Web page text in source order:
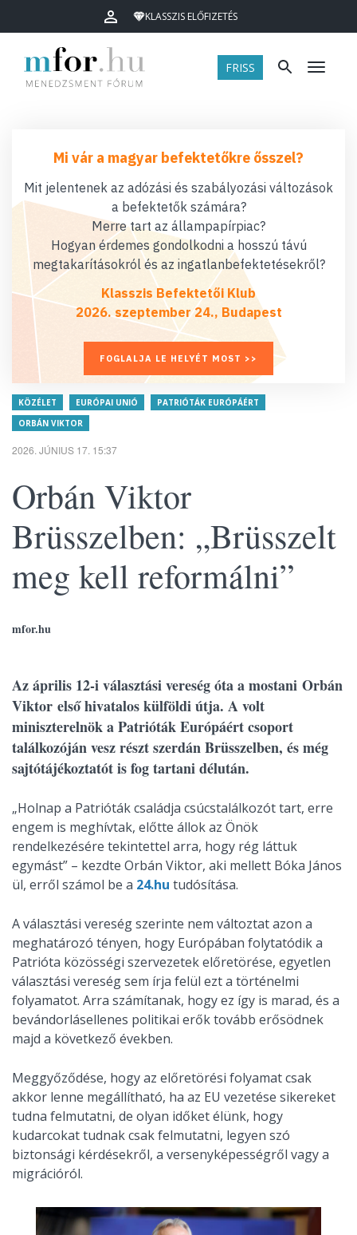
KLASSZIS ELŐFIZETÉS
FRISS Menü
Mi vár a magyar befektetőkre ősszel?
Mit jelentenek az adózási és szabályozási változások
a befektetők számára?
Merre tart az állampapírpiac?
Hogyan érdemes gondolkodni a hosszú távú
megtakarításokról és az ingatlanbefektetésekről?
Klasszis Befektetői Klub
2026. szeptember 24., Budapest
FOGLALJA LE HELYÉT MOST >>
KÖZÉLET EURÓPAI UNIÓ
PATRIÓTÁK EURÓPÁÉRT
ORBÁN VIKTOR
2026. JÚNIUS 17. 15:37
Orbán Viktor
Brüsszelben: „Brüsszelt
meg kell reformálni”
mfor.hu
Az április 12-i választási vereség óta a mostani Orbán
Viktor első hivatalos külföldi útja. A volt
miniszterelnök a Patrióták Európáért csoport
találkozóján vesz részt szerdán Brüsszelben, és még
sajtótájékoztatót is fog tartani délután.
„Holnap a Patrióták családja csúcstalálkozót tart, erre
engem is meghívtak, előtte állok az Önök
rendelkezésére tekintettel arra, hogy rég láttuk
egymást” – kezdte Orbán Viktor, aki mellett Bóka János
ül, erről számol be a 24.hu tudósítása.
A választási vereség szerinte nem változtat azon a
meghatározó tényen, hogy Európában folytatódik a
Patrióta közösségi szervezetek előretörése, egyetlen
választási vereség sem írja felül ezt a történelmi
folyamatot. Arra számítanak, hogy ez így is marad, és a
bevándorlásellenes politikai erők tovább erősödnek
majd a következő években.
Meggyőződése, hogy az előretörési folyamat csak
akkor lenne megállítható, ha az EU vezetése sikereket
tudna felmutatni, de olyan időket élünk, hogy
kudarcokat tudnak csak felmutatni, legyen szó
biztonsági kérdésekről, a versenyképességről vagy a
migrációról.